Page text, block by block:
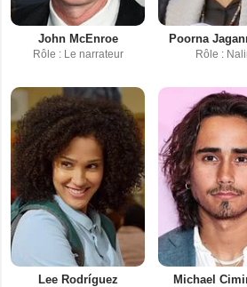
John McEnroe
Rôle : Le narrateur
Poorna
Rôle :
Lee Rodríguez Michael